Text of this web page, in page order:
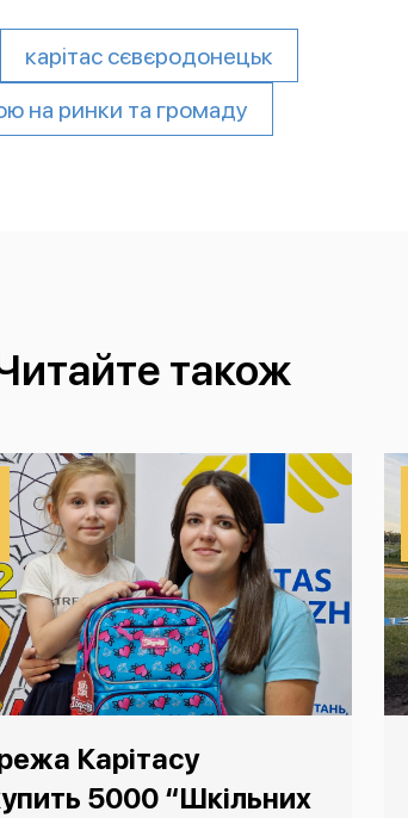
карітас сєвєродонецьк
на ринки та громаду
також
Карітасу
5000 “Шкільних